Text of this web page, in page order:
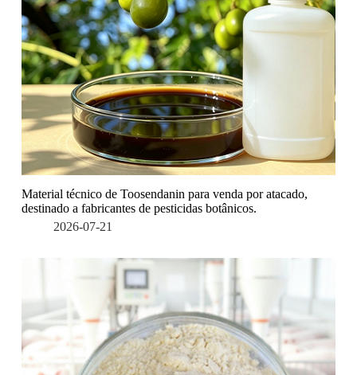
Material técnico de Toosendanin para venda por atacado,
destinado a fabricantes de pesticidas botânicos.
2026-07-21